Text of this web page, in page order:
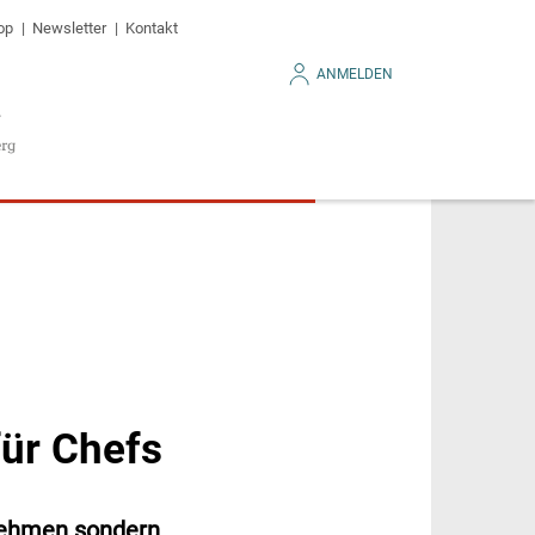
Newsletter Kontakt
ANMELDEN
Chefs